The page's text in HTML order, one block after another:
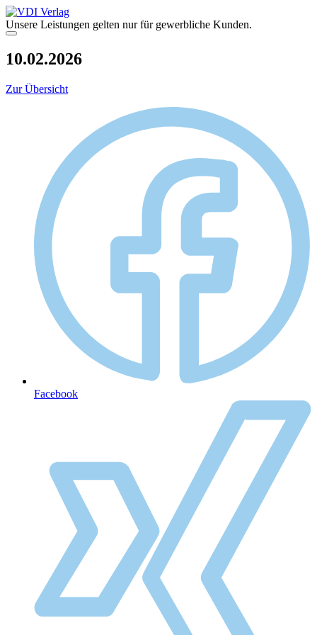
Zum
Inhalt
springen
Unsere Leistungen gelten nur für gewerbliche Kunden.
Menü
10.02.2026
Zur Übersicht
Facebook